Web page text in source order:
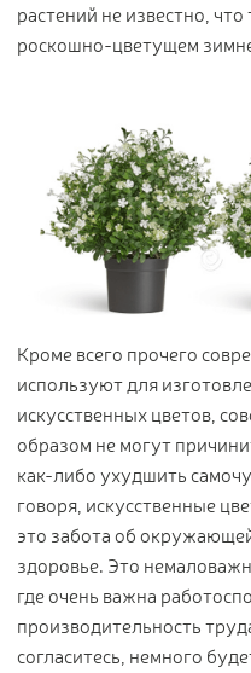
растений не известно,
роскошно-цветущем
Кроме всего прочего
используют для
искусственных цветов,
образом не могут
как-либо ухудшить
говоря, искусственные
это забота об
здоровье. Это
где очень важна
производительность
согласитесь, немного